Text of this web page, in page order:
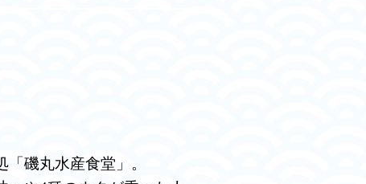
磯丸水産食堂」。